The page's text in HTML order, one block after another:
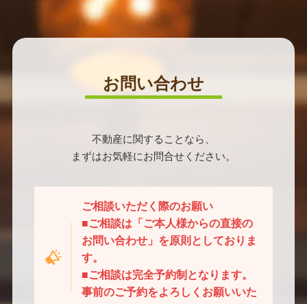
お問い合わせ
不動産に関することなら、
まずはお気軽にお問合せください。
ご相談いただく際のお願い
■ご相談は「ご本人様からの直接の
お問い合わせ」を原則としておりま
す。
■ご相談は完全予約制となります。
事前のご予約をよろしくお願いいた